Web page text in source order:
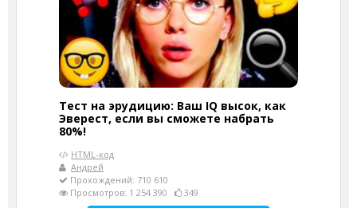
Тест на эрудицию: Ваш IQ высок, как
Эверест, если вы сможете набрать
80%!
HTML-код
Андрей
Прохождений: 710 610
Просмотров: 1 254 390
349